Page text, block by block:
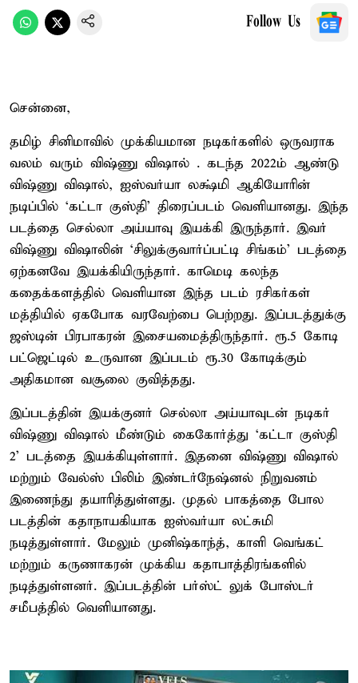
Follow Us
சென்னை,
தமிழ் சினிமாவில் முக்கியமான நடிகர்களில் ஒருவராக
வலம் வரும் விஷ்ணு விஷால் . கடந்த 2022ம் ஆண்டு
விஷ்ணு விஷால், ஐஸ்வர்யா லக்ஷ்மி ஆகியோரின்
நடிப்பில் ‘கட்டா குஸ்தி’ திரைப்படம் வெளியானது. இந்த
படத்தை செல்லா அய்யாவு இயக்கி இருந்தார். இவர்
விஷ்ணு விஷாலின் ‘சிலுக்குவார்ப்பட்டி சிங்கம்’ படத்தை
ஏற்கனவே இயக்கியிருந்தார். காமெடி கலந்த
கதைக்களத்தில் வெளியான இந்த படம் ரசிகர்கள்
மத்தியில் ஏகபோக வரவேற்பை பெற்றது. இப்படத்துக்கு
ஜஸ்டின் பிரபாகரன் இசையமைத்திருந்தார். ரூ.5 கோடி
பட்ஜெட்டில் உருவான இப்படம் ரூ.30 கோடிக்கும்
அதிகமான வசூலை குவித்தது.
இப்படத்தின் இயக்குனர் செல்லா அய்யாவுடன் நடிகர்
விஷ்ணு விஷால் மீண்டும் கைகோர்த்து ‘கட்டா குஸ்தி
2’ படத்தை இயக்கியுள்ளார். இதனை விஷ்ணு விஷால்
மற்றும் வேல்ஸ் பிலிம் இண்டர்நேஷ்னல் நிறுவனம்
இணைந்து தயாரித்துள்ளது. முதல் பாகத்தை போல
படத்தின் கதாநாயகியாக ஐஸ்வர்யா லட்சுமி
நடித்துள்ளார். மேலும் முனிஷ்காந்த், காளி வெங்கட்
மற்றும் கருணாகரன் முக்கிய கதாபாத்திரங்களில்
நடித்துள்ளனர். இப்படத்தின் பர்ஸ்ட் லுக் போஸ்டர்
சமீபத்தில் வெளியானது.